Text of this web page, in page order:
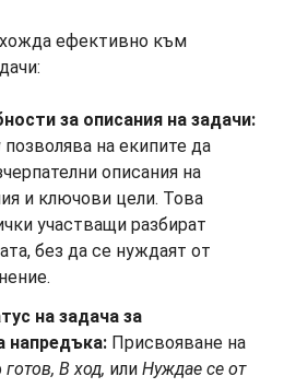
ефективно към
за описания на задачи:
позволява на екипите да
описания на
и ключови цели. Това
участващи разбират
без да се нуждаят от
на задача за
напредъка: Присвояване на
готов, В ход, или Нуждае се от